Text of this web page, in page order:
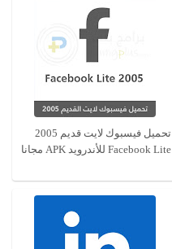
تحميل فيسبوك لايت قديم 2005
Facebook Lite للأندرويد APK مجانا